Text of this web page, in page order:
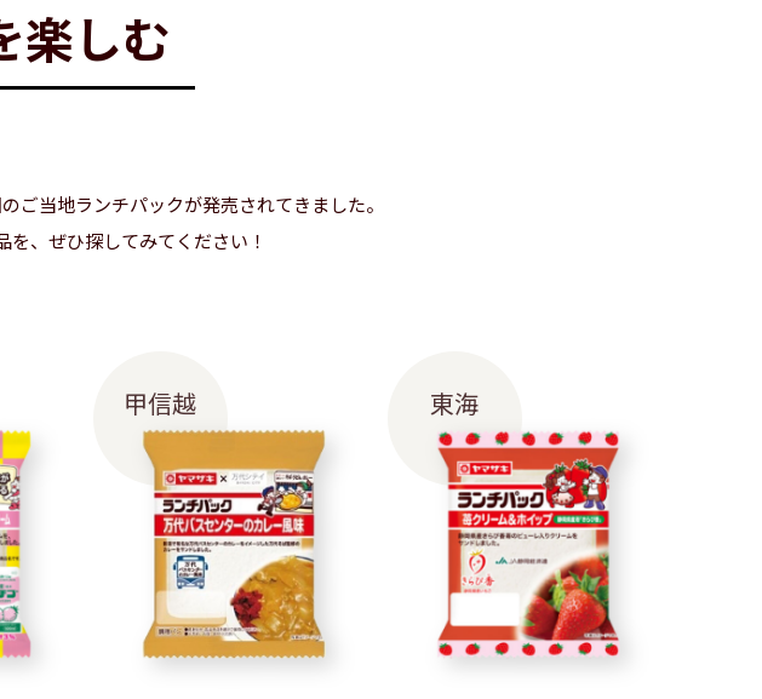
楽しむ
ご当地ランチパックが発売されてきました。
、ぜひ探してみてください！
甲信越 東海